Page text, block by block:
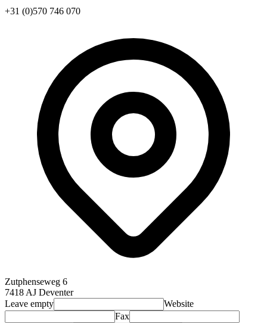
+31 (0)570 746 070
Zutphenseweg 6
7418 AJ Deventer
Leave empty
Website
Fax